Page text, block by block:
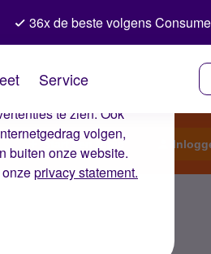
dat je ervaring op de
te zien. Ook
volgen,
buiten onze website.
privacy statement.
36x de beste volgens
Service
Start een topic